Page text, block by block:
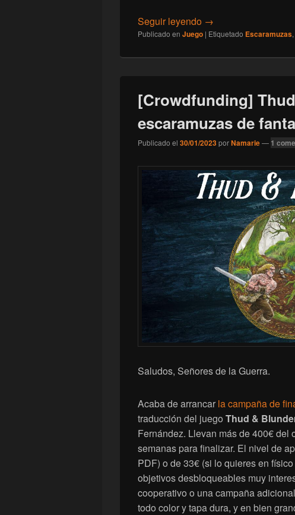
Seguir leyendo [Juego] Thud &
→
Publicado en Juego | Etiquetado Escaramuzas,
[Crowdfunding]
escaramuzas de
Publicado el 30/01/2023porNamarie— 1
Saludos, Señores de la Guerra.
Acaba de arrancar la campaña de
traducción del juego Thud &
Fernández. Llevan más de 400€ del
semanas para finalizar. El nivel de
PDF) o de 33€ (si lo quieres en
objetivos desbloqueables muy
cooperativo o una campaña
todo color y tapa dura, y en bien